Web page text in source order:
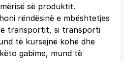
së produktit.
rëndësinë e mbështetjes
transportit, si transporti
të kursejnë kohë dhe
gabime, mund të